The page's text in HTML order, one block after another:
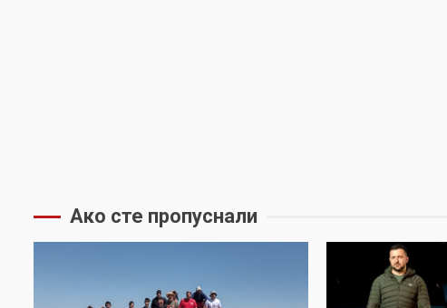
Ако сте пропуснали